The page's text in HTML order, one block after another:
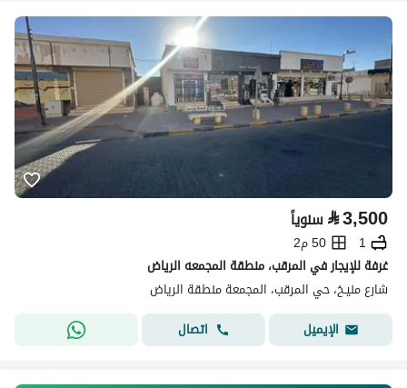
⃁3,500 سنوياً
1
50 م2
غرفة للإيجار في المرقب، منطقة المجمعه الرياض
شارع منيـخ، حي المرقب، المجمعة منطقة الرياض
الإيميل
اتصال